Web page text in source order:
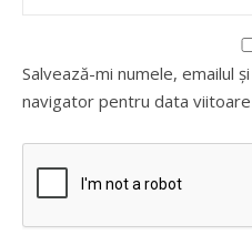
Salvează-mi numele, emailul
navigator pentru data